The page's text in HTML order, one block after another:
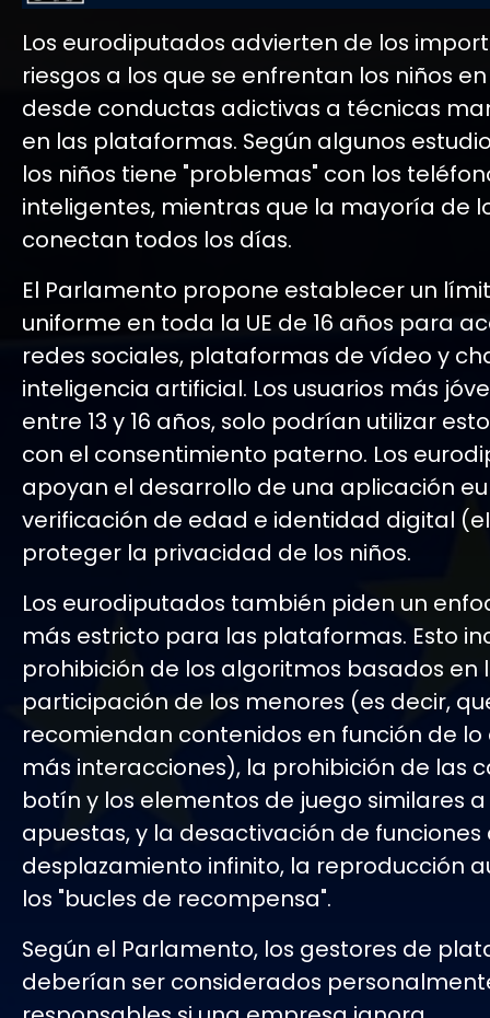
Los eurodiputados advierten de los
riesgos a los que se enfrentan los niños
desde conductas adictivas a técnicas
en las plataformas. Según algunos
los niños tiene "problemas" con los
inteligentes, mientras que la mayoría de
conectan todos los días.
El Parlamento propone establecer un
uniforme en toda la UE de 16 años para
redes sociales, plataformas de vídeo y
inteligencia artificial. Los usuarios más
entre 13 y 16 años, solo podrían utilizar
con el consentimiento paterno. Los
apoyan el desarrollo de una aplicación
verificación de edad e identidad digital
proteger la privacidad de los niños.
Los eurodiputados también piden un
más estricto para las plataformas. Esto
prohibición de los algoritmos basados en
participación de los menores (es decir,
recomiendan contenidos en función de
más interacciones), la prohibición de las
botín y los elementos de juego similares
apuestas, y la desactivación de funciones
desplazamiento infinito, la reproducción
los "bucles de recompensa".
Según el Parlamento, los gestores de
deberían ser considerados